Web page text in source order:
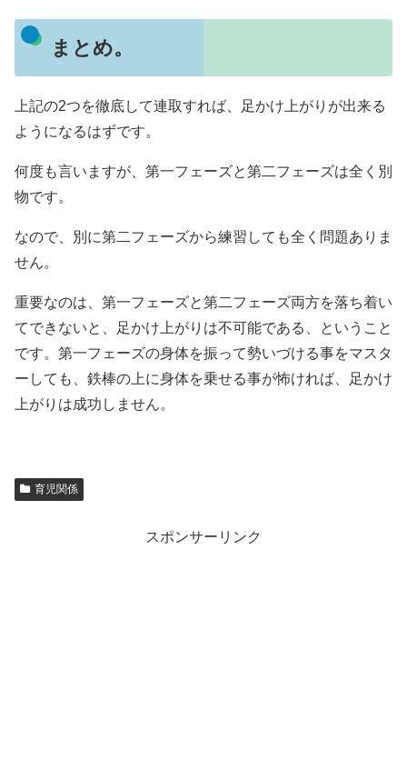
まとめ。
上記の2つを徹底して連取すれば、足かけ上がりが出来る
ようになるはずです。
何度も言いますが、第一フェーズと第二フェーズは全く別
物です。
なので、別に第二フェーズから練習しても全く問題ありま
せん。
重要なのは、第一フェーズと第二フェーズ両方を落ち着い
てできないと、足かけ上がりは不可能である、ということ
です。第一フェーズの身体を振って勢いづける事をマスタ
ーしても、鉄棒の上に身体を乗せる事が怖ければ、足かけ
上がりは成功しません。
育児関係
スポンサーリンク